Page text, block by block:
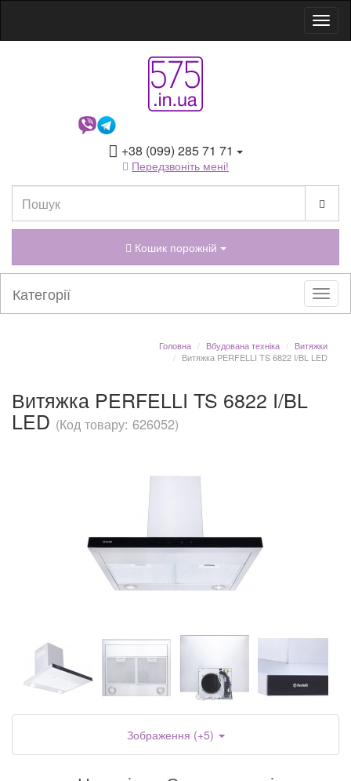
+38 (099) 285 71 71
Передзвоніть мені!
Кошик порожній
Категорії
Головна Вбудована техніка
Витяжки
Витяжка PERFELLI TS 6822 I/BL LED
Витяжка PERFELLI TS 6822 I/BL
LED (Код товару: 626052)
Зображення (+5)